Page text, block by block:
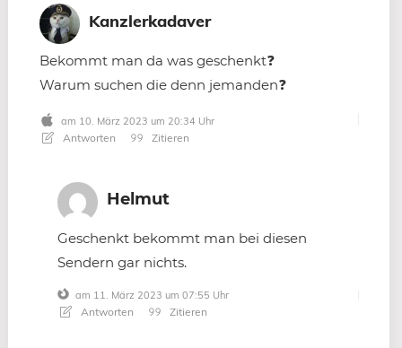
Kanzlerkadaver
Bekommt man da was geschenkt❓
Warum suchen die denn jemanden❓
am 10. März 2023 um 20:34 Uhr
Antworten Zitieren
Helmut
Geschenkt bekommt man bei diesen
Sendern gar nichts.
am 11. März 2023 um 07:55 Uhr
Antworten Zitieren